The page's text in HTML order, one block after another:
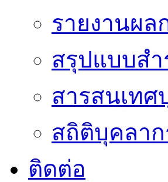
รายงานผล
สรุปแบบสำ
สารสนเทศ
สถิติบุคลาก
ติดต่อ